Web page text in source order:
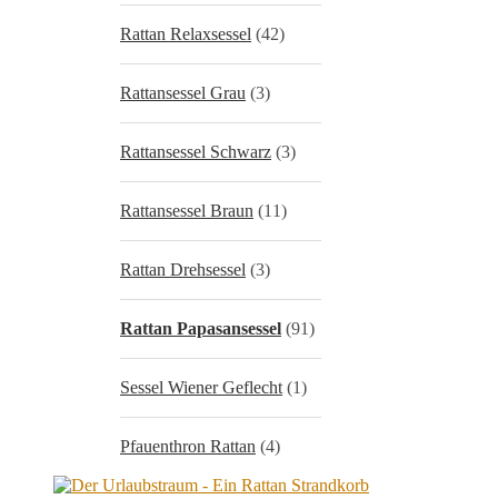
Rattan Relaxsessel (42)
Rattansessel Grau (3)
Rattansessel Schwarz (3)
Rattansessel Braun (11)
Rattan Drehsessel (3)
Rattan Papasansessel (91)
Sessel Wiener Geflecht (1)
Pfauenthron Rattan (4)